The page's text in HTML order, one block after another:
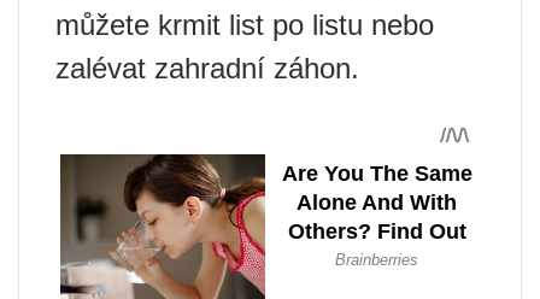
můžete krmit list po listu nebo
zalévat zahradní záhon.